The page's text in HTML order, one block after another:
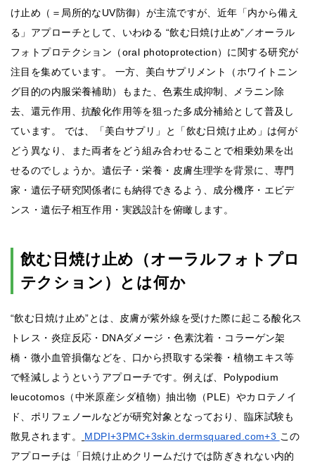
け止め（＝局所的なUV防御）が主流ですが、近年「内から備え
る」アプローチとして、いわゆる “飲む日焼け止め”／オーラル
フォトプロテクション（oral photoprotection）に関する研究が
注目を集めています。 一方、美白サプリメント（ホワイトニン
グ目的の内服栄養補助）もまた、色素生成抑制、メラニン除
去、還元作用、抗酸化作用等を狙った多成分補給として普及し
ています。 では、「美白サプリ」と「飲む日焼け止め」は何が
どう異なり、また両者をどう組み合わせることで相乗効果を出
せるのでしょうか。遺伝子・栄養・皮膚生理学を背景に、専門
家・遺伝子研究関係者にも納得できるよう、成分機序・エビデ
ンス・遺伝子相互作用・実践設計を俯瞰します。
飲む日焼け止め（オーラルフォトプロ
テクション）とは何か
“飲む日焼け止め”とは、皮膚が紫外線を受けた際に起こる酸化ス
トレス・炎症反応・DNAダメージ・色素沈着・コラーゲン架
橋・微小血管損傷などを、口から摂取する栄養・植物エキス等
で軽減しようというアプローチです。例えば、Polypodium
leucotomos（中米原産シダ植物）抽出物（PLE）やカロテノイ
ド、ポリフェノールなどが研究対象となっており、臨床試験も
散見されます。
MDPI+3PMC+3skin.dermsquared.com+3 この
アプローチは「日焼け止めクリームだけでは防ぎきれない内的